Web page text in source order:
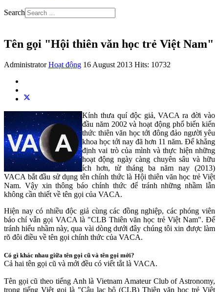
Search
Tên gọi "Hội thiên văn học trẻ Việt Nam"
Administrator Hoạt động 16 August 2013 Hits: 10732
Kính thưa quí độc giả, VACA ra đời vào
đầu năm 2002 và hoạt động phổ biến kiến
thức thiên văn học tới đông đảo người yêu
khoa học tới nay đã hơn 11 năm. Để khẳng
định vai trò của mình và thực hiện những
hoạt động ngày càng chuyên sâu và hữu
ích hơn, từ tháng ba năm nay (2013)
VACA bắt đầu sử dụng tên chính thức là Hội thiên văn học trẻ Việt
Nam. Vậy xin thông báo chính thức để tránh những nhầm lẫn
không cần thiết về tên gọi của VACA.
Hiện nay có nhiều độc giả cùng các đồng nghiệp, các phóng viên
báo chí vẫn gọi VACA là "CLB Thiên văn học trẻ Việt Nam". Để
tránh hiểu nhầm này, qua vài dòng dưới đây chúng tôi xin được làm
rõ đôi điều về tên gọi chính thức của VACA.
Có gì khác nhau giữa tên gọi cũ và tên gọi mới?
Cả hai tên gọi cũ và mới đều có viết tắt là VACA.
Tên gọi cũ theo tiếng Anh là Vietnam Amateur Club of Astronomy,
trong tiếng Việt gọi là "Câu lạc bộ (CLB) Thiên văn học trẻ Việt